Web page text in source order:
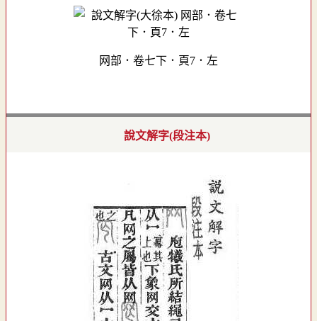
网部．卷七下．頁7．左
說文解字(段注本)